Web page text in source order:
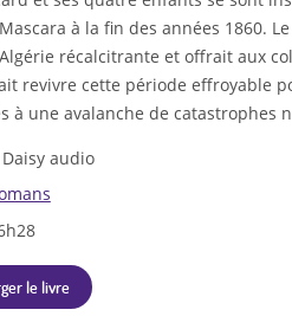
à la fin des années 1860.
récalcitrante et offrait aux
revivre cette période effroyable
à une avalanche de catastrophes
Daisy audio
le livre